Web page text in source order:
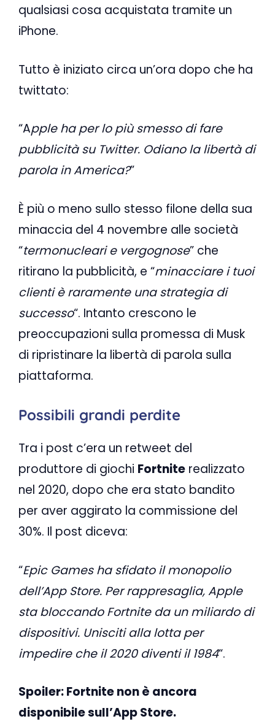
qualsiasi cosa acquistata tramite un
iPhone.
Tutto è iniziato circa un’ora dopo che ha
twittato:
“Apple ha per lo più smesso di fare
pubblicità su Twitter. Odiano la libertà di
parola in America?”
È più o meno sullo stesso filone della sua
minaccia del 4 novembre alle società
“termonucleari e vergognose” che
ritirano la pubblicità, e “minacciare i tuoi
clienti è raramente una strategia di
successo“. Intanto crescono le
preoccupazioni sulla promessa di Musk
di ripristinare la libertà di parola sulla
piattaforma.
Possibili grandi perdite
Tra i post c’era un retweet del
produttore di giochi Fortnite realizzato
nel 2020, dopo che era stato bandito
per aver aggirato la commissione del
30%. Il post diceva:
“Epic Games ha sfidato il monopolio
dell’App Store. Per rappresaglia, Apple
sta bloccando Fortnite da un miliardo di
dispositivi. Unisciti alla lotta per
impedire che il 2020 diventi il ​​1984“.
Spoiler: Fortnite non è ancora
disponibile sull’App Store.